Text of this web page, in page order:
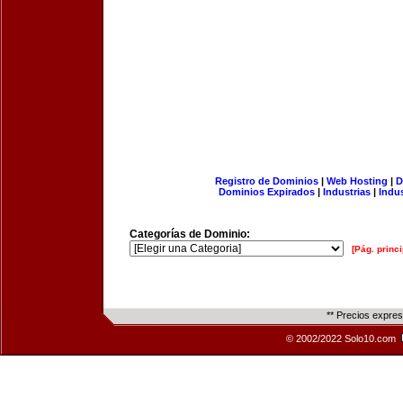
Registro de Dominios| Web Hosting |
Dominios Expirados | Industrias |
Categorías de Dominio:
[Pág.
** Precios
© 2002/2022 Solo10.com